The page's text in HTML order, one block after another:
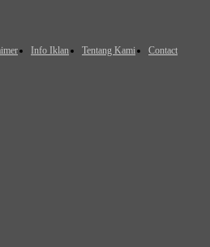
Info Iklan Tentang Kami Contact